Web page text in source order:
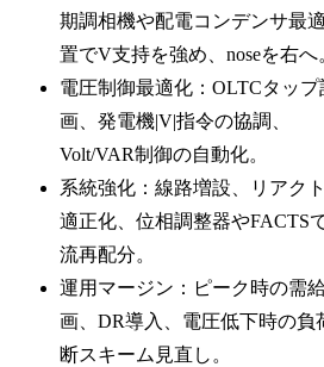
期調相機や配電コンデンサ最
置でV支持を強め、noseを右へ
電圧制御最適化：OLTCタップ
画、発電機|V|指令の協調、
Volt/VAR制御の自動化。
系統強化：線路増設、リアク
適正化、位相調整器やFACTS
流再配分。
運用マージン：ピーク時の需
画、DR導入、電圧低下時の負
断スキーム見直し。